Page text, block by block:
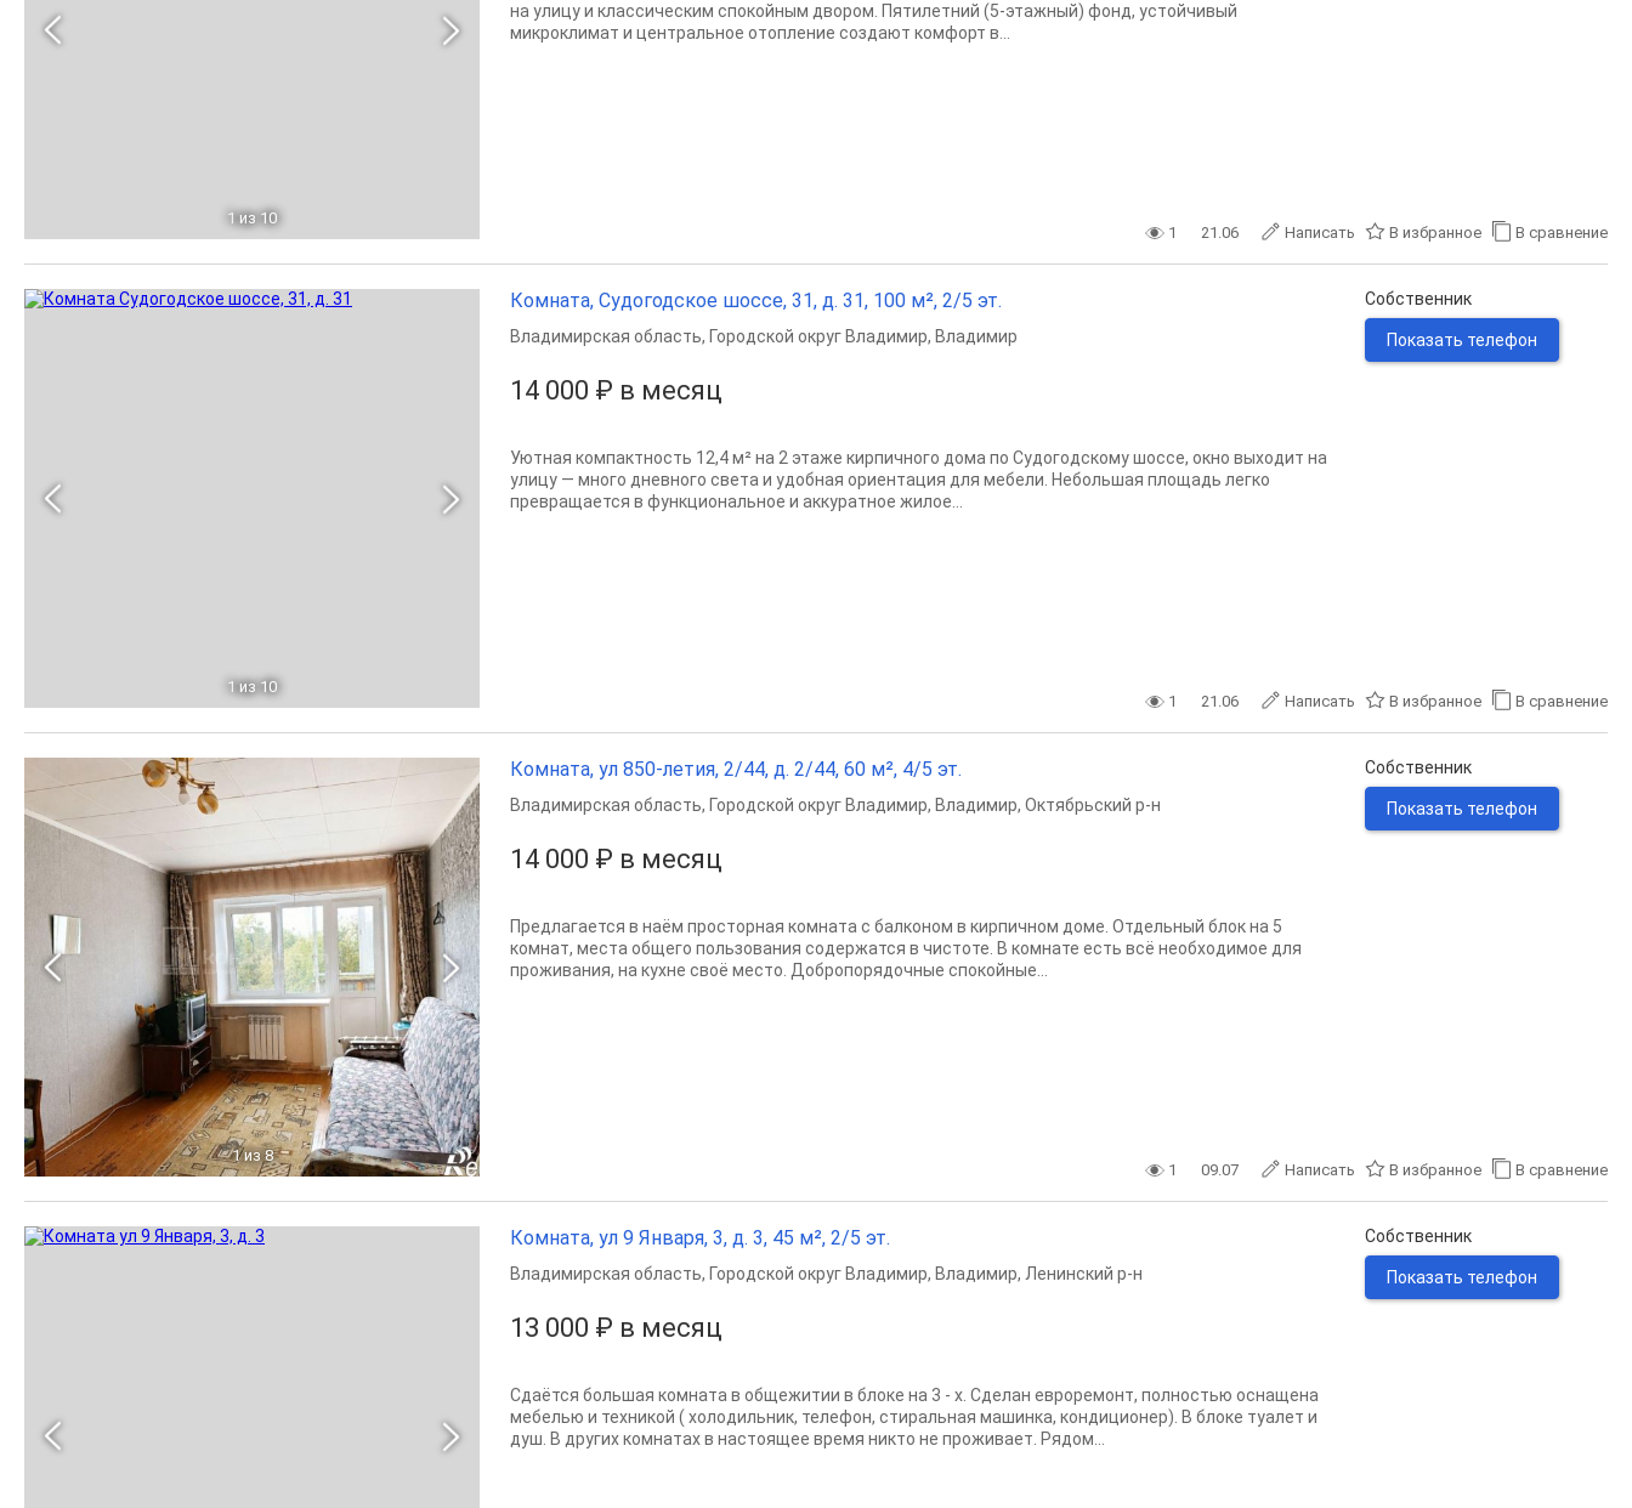
1 из 10
на улицу и классическим спокойным двором. Пятилетний (5-этажный) фонд, устойчивый
микроклимат и центральное отопление создают комфорт в...
1 21.06 Написать В избранное В сравнение
1 из 10
Комната, Судогодское шоссе, 31, д. 31, 100 м², 2/5 эт.
14 000 ₽ в месяц
Владимирская область, Городской округ Владимир, Владимир
Уютная компактность 12,4 м² на 2 этаже кирпичного дома по Судогодскому шоссе, окно выходит на
улицу — много дневного света и удобная ориентация для мебели. Небольшая площадь легко
превращается в функциональное и аккуратное жилое...
Собственник
Показать телефон
1 21.06 Написать В избранное В сравнение
1 из 8
Комната, ул 850-летия, 2/44, д. 2/44, 60 м², 4/5 эт.
14 000 ₽ в месяц
Владимирская область, Городской округ Владимир, Владимир, Октябрьский р-н
Предлагается в наём просторная комната с балконом в кирпичном доме. Отдельный блок на 5
комнат, места общего пользования содержатся в чистоте. В комнате есть всё необходимое для
проживания, на кухне своё место. Добропорядочные спокойные...
Собственник
Показать телефон
1 09.07 Написать В избранное В сравнение
Комната, ул 9 Января, 3, д. 3, 45 м², 2/5 эт.
13 000 ₽ в месяц
Владимирская область, Городской округ Владимир, Владимир, Ленинский р-н
Сдаётся большая комната в общежитии в блоке на 3 - х. Сделан евроремонт, полностью оснащена
мебелью и техникой ( холодильник, телефон, стиральная машинка, кондиционер). В блоке туалет и
душ. В других комнатах в настоящее время никто не проживает. Рядом...
Собственник
Показать телефон